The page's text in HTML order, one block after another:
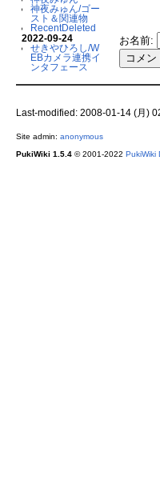
神夜みゅん/ゴー
スト＆関連物
RecentDeleted
2022-09-24
せきやひろし/W
EBカメラ連携イ
ンタフェース
お名前:
Last-modified: 2008-01-14 (月)
Site admin: anonymous
PukiWiki 1.5.4© 2001-2022 PukiWiki